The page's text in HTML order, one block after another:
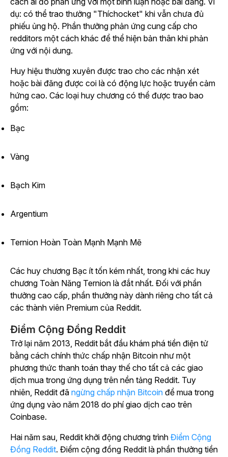
dụ: có thể trao thưởng "Thíchocket" khi vẫn chưa đủ
phiếu ủng hộ. Phần thưởng phản ứng cung cấp cho
redditors một cách khác để thể hiện bản thân khi phản
ứng với nội dung.
Huy hiệu thường xuyên được trao cho các nhận xét
hoặc bài đăng được coi là có động lực hoặc truyền cảm
hứng cao. Các loại huy chương có thể được trao bao
gồm:
Bạc
Vàng
Bạch Kim
Argentium
Ternion Hoàn Toàn Mạnh Mạnh Mẽ
Các huy chương Bạc ít tốn kém nhất, trong khi các huy
chương Toàn Năng Ternion là đắt nhất. Đối với phần
thưởng cao cấp, phần thưởng này dành riêng cho tất cả
các thành viên Premium của Reddit.
Điểm Cộng Đồng Reddit
Trở lại năm 2013, Reddit bắt đầu khám phá tiền điện tử
bằng cách chính thức chấp nhận Bitcoin như một
phương thức thanh toán thay thế cho tất cả các giao
dịch mua trong ứng dụng trên nền tảng Reddit. Tuy
nhiên, Reddit đã ngừng chấp nhận Bitcoin để mua trong
ứng dụng vào năm 2018 do phí giao dịch cao trên
Coinbase.
Hai năm sau, Reddit khởi động chương trình Điểm Cộng
Đồng Reddit. Điểm cộng đồng Reddit là phần thưởng tiền